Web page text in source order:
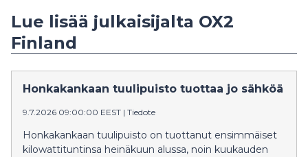
Lue lisää julkaisijalta OX2
Finland
Honkakankaan tuulipuisto tuottaa jo sähköä
9.7.2026 09:00:00 EEST | Tiedote
Honkakankaan tuulipuisto on tuottanut ensimmäiset
kilowattituntinsa heinäkuun alussa, noin kuukauden